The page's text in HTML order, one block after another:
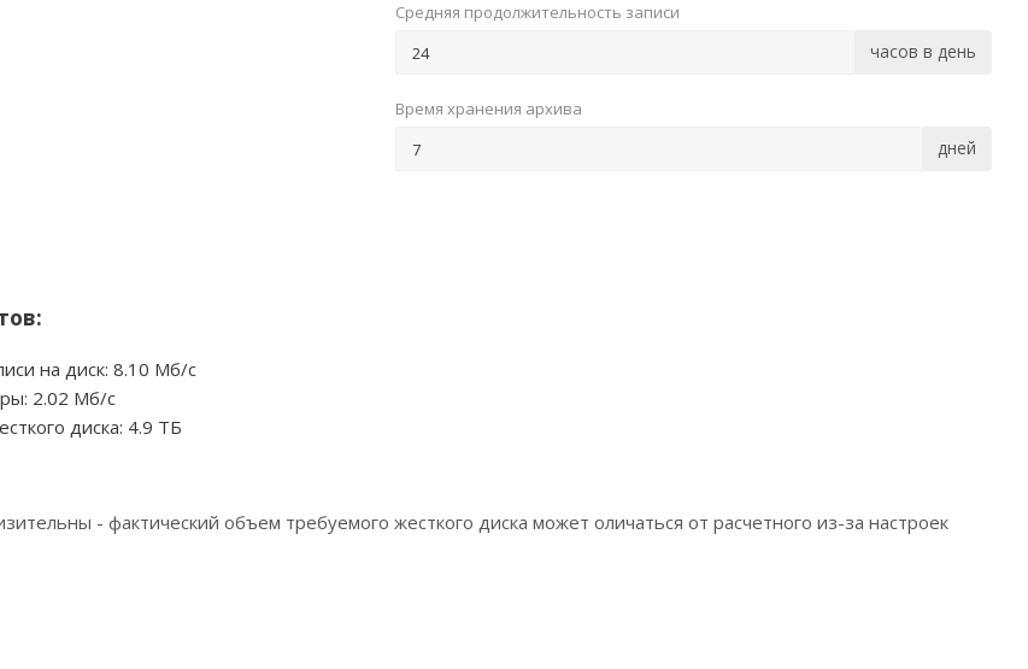
Средняя продолжительность записи
часов в день
Время хранения архива
дней
на диск: 8.10 Мб/с
2.02 Мб/с
диска: 4.9 ТБ
- фактический объем требуемого жесткого диска может оличаться от расчетного из-за настроек